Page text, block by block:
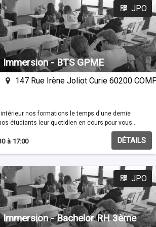
JPO
Immersion - BTS GPME
147 Rue Irène Joliot Curie 60200
nos formations le temps d'une demie
à 17:00 DÉTAILS
JPO
Immersion - Bachelor RH 3ème